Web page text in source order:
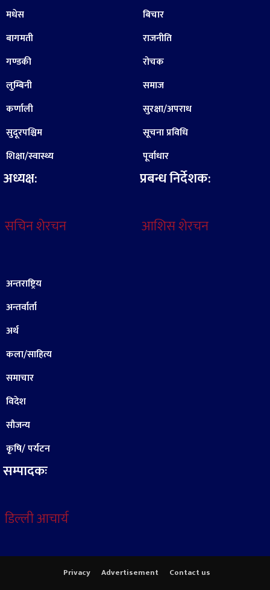
मधेस
बागमती
गण्डकी
लुम्बिनी
कर्णाली
सुदूरपश्चिम
शिक्षा/स्वास्थ्य
अध्यक्ष:
सचिन शेरचन
बिचार
राजनीति
रोचक
समाज
सुरक्षा/अपराध
सूचना प्रविधि
पूर्वाधार
प्रबन्ध निर्देशक:
आशिस शेरचन
अन्तराष्ट्रिय
अन्तर्वार्ता
अर्थ
कला/साहित्य
समाचार
विदेश
सौजन्य
कृषि/ पर्यटन
सम्पादकः
डिल्ली आचार्य
Privacy Advertisement Contact us